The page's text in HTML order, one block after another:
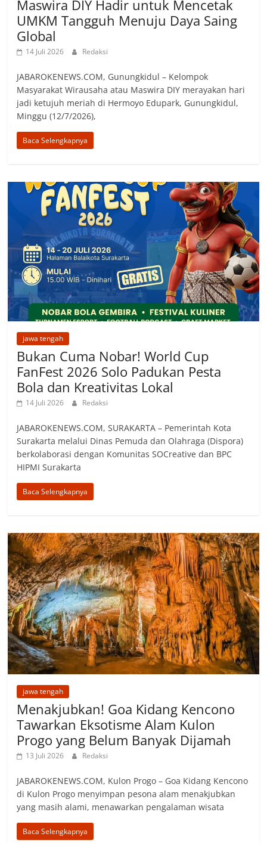
Maswira DIY Hadir untuk Mencetak
UMKM Tangguh Menuju Daya Saing
Global
14 Juli 2026 Redaksi
JABAROKENEWS.COM, ‎Gunungkidul – Kelompok
Masyarakat Wirausaha atau Maswira DIY merayakan hari
jadi ketujuh meriah di Hermoyo Edupark, Gunungkidul,
Minggu (12/7/2026),
Baca Selengkapnya
jawa tengah
Bukan Cuma Nobar! World Cup
FanFest 2026 Solo Padukan Pesta
Bola dan Kreativitas Lokal
14 Juli 2026 Redaksi
JABAROKENEWS.COM, SURAKARTA – Pemerintah Kota
Surakarta melalui Dinas Pemuda dan Olahraga (Dispora)
berkolaborasi dengan Komunitas SOCreative dan BPC
HIPMI Surakarta
Baca Selengkapnya
jawa tengah
Menakjubkan! Goa Kidang Kencono
Tawarkan Eksotisme Alam Kulon
Progo yang Belum Banyak Dijamah
13 Juli 2026 Redaksi
JABAROKENEWS.COM, ‎Kulon Progo – Goa Kidang Kencono
di Kulon Progo menyimpan pesona alam menakjubkan
yang masih alami, menawarkan pengalaman wisata
Baca Selengkapnya